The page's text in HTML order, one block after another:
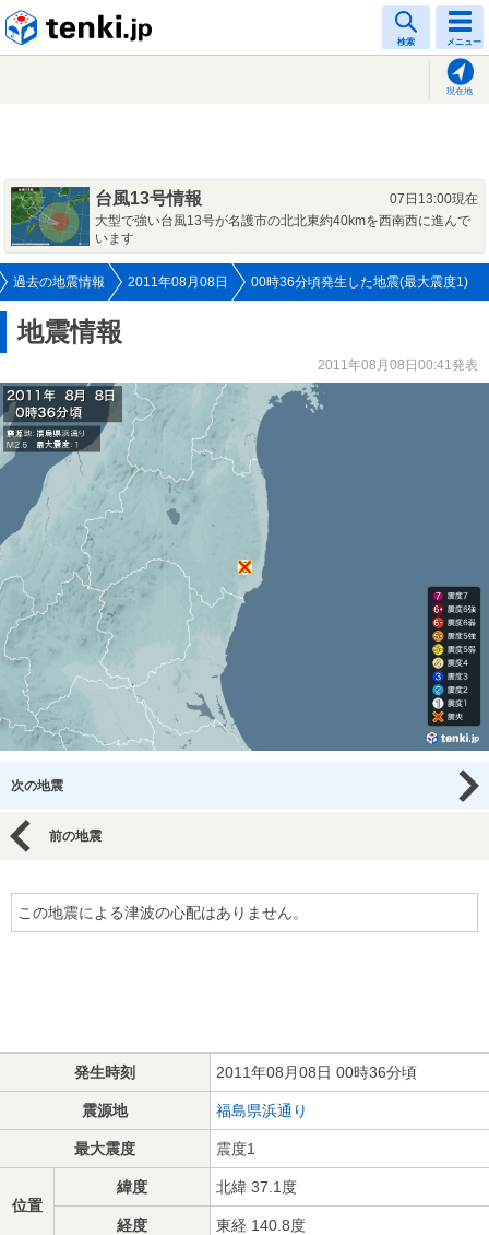
検索 メニュー
現在地
台風13号情報
07日13:00現在
大型で強い台風13号が名護市の北北東約40kmを西南西に進んで
います
過去の地震情報 2011年08月08日 00時36分頃発生した地震(最大震度1)
地震情報
2011年08月08日00:41発表
次の地震
前の地震
この地震による津波の心配はありません。
発生時刻 2011年08月08日 00時36分頃
震源地 福島県浜通り
最大震度 震度1
位置
緯度 北緯 37.1度
経度 東経 140.8度